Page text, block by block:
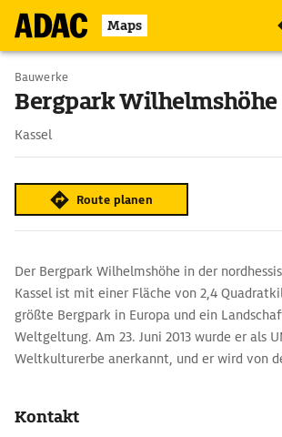
Maps
Bauwerke
Bergpark Wilhelmshöhe
Kassel
Route planen
Der Bergpark Wilhelmshöhe in der
Kassel ist mit einer Fläche von 2,4
größte Bergpark in Europa und ein
Weltgeltung. Am 23. Juni 2013 wurde er als
Weltkulturerbe anerkannt, und er wird von
darin befindlichen Wasserspiele, den
Kontakt